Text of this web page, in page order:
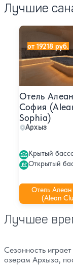
Лучшие
Отель
София
Sophia)
Архыз
Крытый
Открытый
Отель
(Alean
Отель Алеан
от 19218 руб.
Лучшее
Сезонность
озерам Архыза,